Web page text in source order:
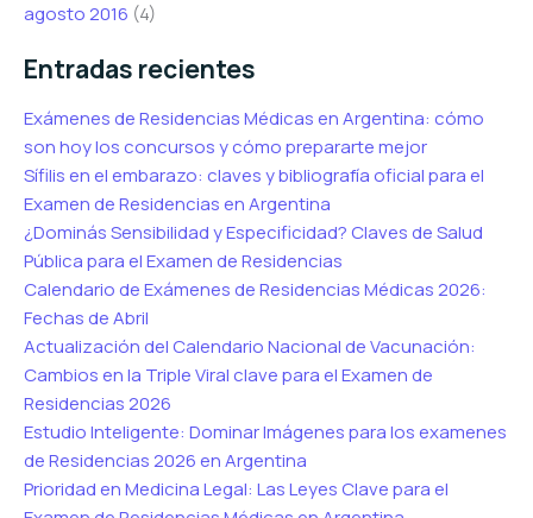
agosto 2016 (4)
Entradas recientes
Exámenes de Residencias Médicas en Argentina: cómo
son hoy los concursos y cómo prepararte mejor
Sífilis en el embarazo: claves y bibliografía oficial para el
Examen de Residencias en Argentina
¿Dominás Sensibilidad y Especificidad? Claves de Salud
Pública para el Examen de Residencias
Calendario de Exámenes de Residencias Médicas 2026:
Fechas de Abril
Actualización del Calendario Nacional de Vacunación:
Cambios en la Triple Viral clave para el Examen de
Residencias 2026
Estudio Inteligente: Dominar Imágenes para los examenes
de Residencias 2026 en Argentina
Prioridad en Medicina Legal: Las Leyes Clave para el